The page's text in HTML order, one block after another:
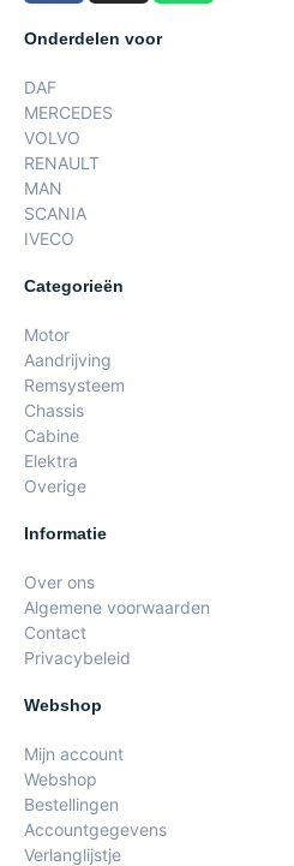
Onderdelen voor
DAF
MERCEDES
VOLVO
RENAULT
MAN
SCANIA
IVECO
Categorieën
Motor
Aandrijving
Remsysteem
Chassis
Cabine
Elektra
Overige
Informatie
Over ons
Algemene voorwaarden
Contact
Privacybeleid
Webshop
Mijn account
Webshop
Bestellingen
Accountgegevens
Verlanglijstje